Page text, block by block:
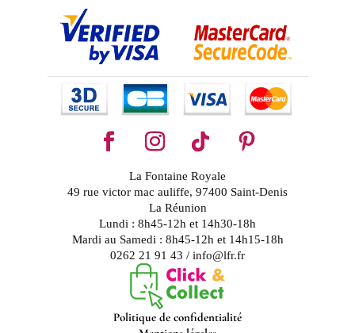
La Fontaine Royale
49 rue victor mac auliffe, 97400 Saint-Denis
La Réunion
Lundi : 8h45-12h et 14h30-18h
Mardi au Samedi : 8h45-12h et 14h15-18h
0262 21 91 43 / info@lfr.fr
Politique de confidentialité